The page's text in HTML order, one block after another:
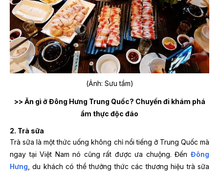
(Ảnh: Sưu tầm)
>> Ăn gì ở Đông Hưng Trung Quốc? Chuyến đi khám phá
ẩm thực độc đáo
2. Trà sữa
Trà sữa là một thức uống không chỉ nổi tiếng ở Trung Quốc mà
ngay tại Việt Nam nó cũng rất được ưa chuộng. Đến Đông
Hưng , du khách có thể thưởng thức các thương hiệu trà sữa